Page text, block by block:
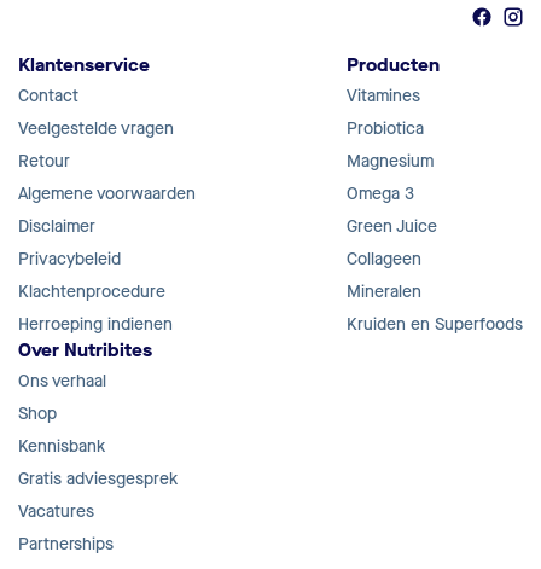
Klantenservice
Contact
Veelgestelde vragen
Retour
Algemene voorwaarden
Disclaimer
Privacybeleid
Klachtenprocedure
Herroeping indienen
Producten
Vitamines
Probiotica
Magnesium
Omega 3
Green Juice
Collageen
Mineralen
Kruiden en Superfoods
Over Nutribites
Ons verhaal
Shop
Kennisbank
Gratis adviesgesprek
Vacatures
Partnerships